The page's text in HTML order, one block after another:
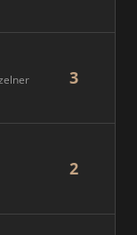
3
2